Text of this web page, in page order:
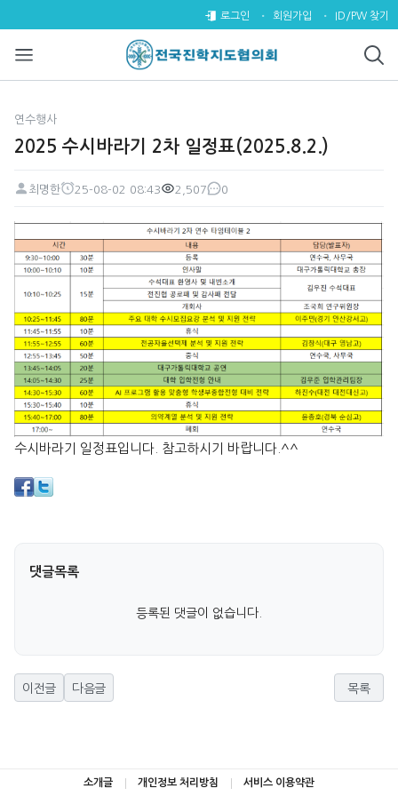
2025 수시바라기 2차 일정표
로그인 회원가입 ID/PW 찾기
연수행사
2025 수시바라기 2차 일정표(2025.8.2.)
페이지 정보
최명한
25-08-02 08:43
2,507
댓글
0
본문
수시바라기 일정표입니다. 참고하시기 바랍니다.^^
댓글목록
등록된 댓글이 없습니다.
이전글 다음글 목록
소개글 개인정보 처리방침 서비스 이용약관